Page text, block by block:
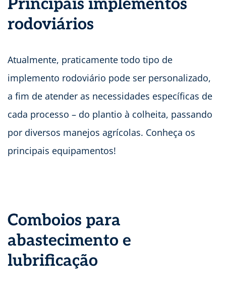
Principais implementos
rodoviários
Atualmente, praticamente todo tipo de
implemento rodoviário pode ser personalizado,
a fim de atender as necessidades específicas de
cada processo – do plantio à colheita, passando
por diversos manejos agrícolas. Conheça os
principais equipamentos!
Comboios para
abastecimento e
lubrificação